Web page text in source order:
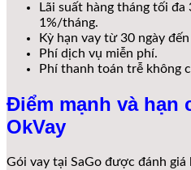
Lãi suất hàng tháng tối
1%/tháng.
Kỳ hạn vay từ 30 ngày
Phí dịch vụ miễn phí.
Phí thanh toán trễ không
Điểm mạnh và hạn
OkVay
Gói vay tại SaGo được đánh